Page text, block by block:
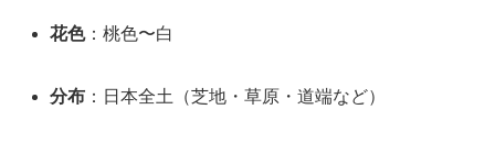
花色：桃色〜白
分布 ：日本全土（芝地・草原・道端など）